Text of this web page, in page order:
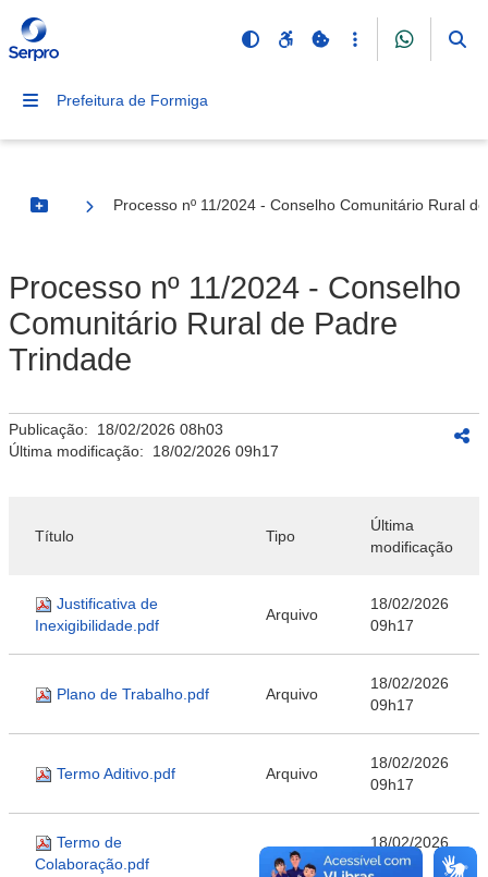
Prefeitura de Formiga
Botão Menu
Processo nº 11/2024 - Conselho Comunitário Rural
Processo nº 11/2024 - Conselho
Comunitário Rural de Padre
Trindade
Publicação: 18/02/2026 08h03
Última modificação: 18/02/2026 09h17
Título Tipo
Última
modificação
Justificativa de
Inexigibilidade.pdf
Arquivo
18/02/2026
09h17
Plano de Trabalho.pdf Arquivo
18/02/2026
09h17
Termo Aditivo.pdf Arquivo
18/02/2026
09h17
Termo de
Colaboração.pdf
Arquivo
18/02/2026
09h17